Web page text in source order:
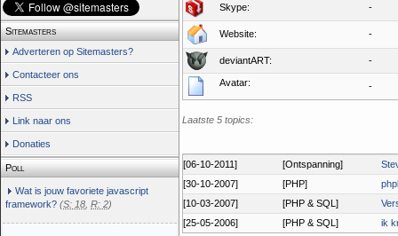
Sitemasters
Adverteren op Sitemasters?
Contacteer ons
RSS
Link naar ons
Donaties
Poll
Wat is jouw favoriete javascript
framework? (S: 18 R: 2)
Skype: -
Website: -
deviantART: -
Avatar: -
Laatste 5 topics:
[06-10-2011] [Ontspanning]
[30-10-2007]
[PHP]
[10-03-2007]
[PHP & SQL]
[25-05-2006]
[PHP & SQL] ik